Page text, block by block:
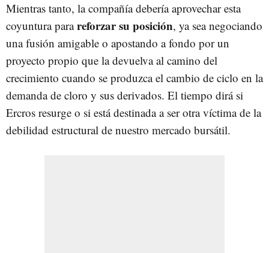
Mientras tanto, la compañía debería aprovechar esta
coyuntura parareforzar su posición, ya sea negociando
una fusión amigable o apostando a fondo por un
proyecto propio que la devuelva al camino del
crecimiento cuando se produzca el cambio de ciclo en la
demanda de cloro y sus derivados. El tiempo dirá si
Ercros resurge o si está destinada a ser otra víctima de la
debilidad estructural de nuestro mercado bursátil.